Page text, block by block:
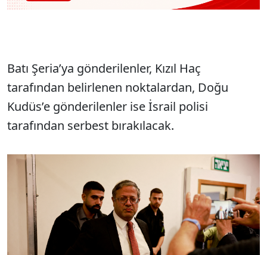
Batı Şeria’ya gönderilenler, Kızıl Haç
tarafından belirlenen noktalardan, Doğu
Kudüs’e gönderilenler ise İsrail polisi
tarafından serbest bırakılacak.